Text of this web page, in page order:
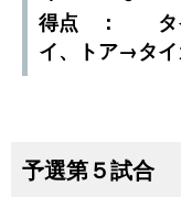
得点 ： タイ
イ、トア→タ
予選第５試合